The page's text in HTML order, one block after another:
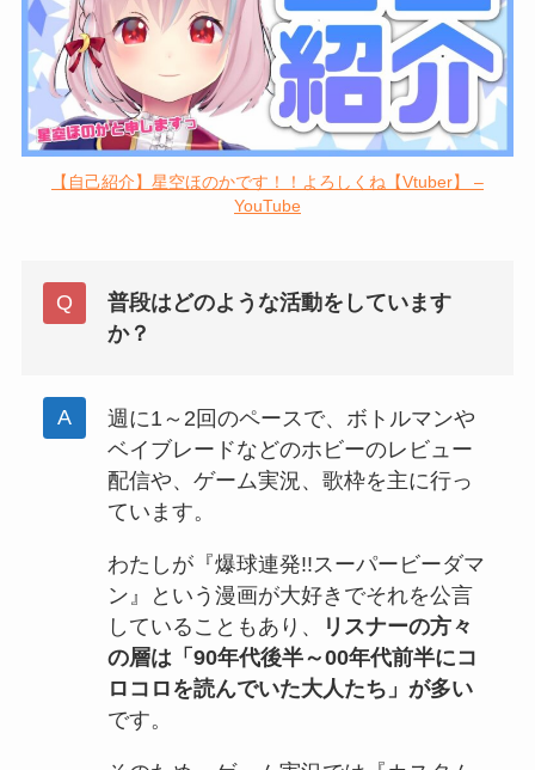
【自己紹介】星空ほのかです！！よろしくね【Vtuber】 –
YouTube
普段はどのような活動をしています
か？
週に1～2回のペースで、ボトルマンや
ベイブレードなどのホビーのレビュー
配信や、ゲーム実況、歌枠を主に行っ
ています。
わたしが『爆球連発!!スーパービーダマ
ン』という漫画が大好きでそれを公言
していることもあり、
リスナーの方々
の層は「90年代後半～00年代前半にコ
ロコロを読んでいた大人たち」が多い
です。